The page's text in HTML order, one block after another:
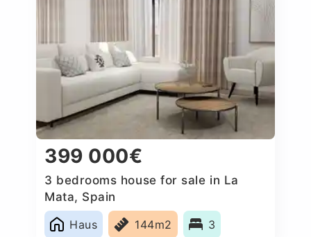
399 000€
3 bedrooms house for sale in La
Mata, Spain
Haus
144m2 3